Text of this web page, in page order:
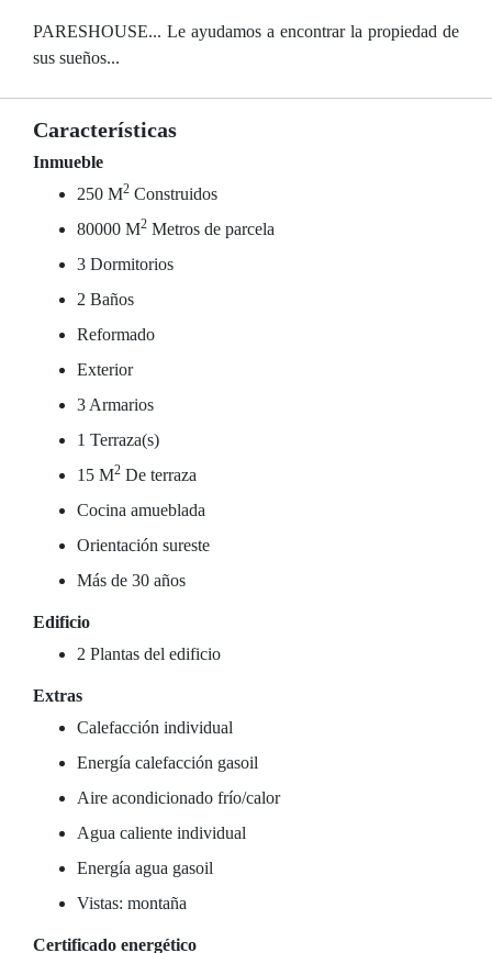
PARESHOUSE... Le ayudamos a encontrar la propiedad de
sus sueños...
Características
Inmueble
250 M2 Construidos
80000 M2 Metros de parcela
3 Dormitorios
2 Baños
Reformado
Exterior
3 Armarios
1 Terraza(s)
15 M2 De terraza
Cocina amueblada
Orientación sureste
Más de 30 años
Edificio
2 Plantas del edificio
Extras
Calefacción individual
Energía calefacción gasoil
Aire acondicionado frío/calor
Agua caliente individual
Energía agua gasoil
Vistas: montaña
Certificado energético